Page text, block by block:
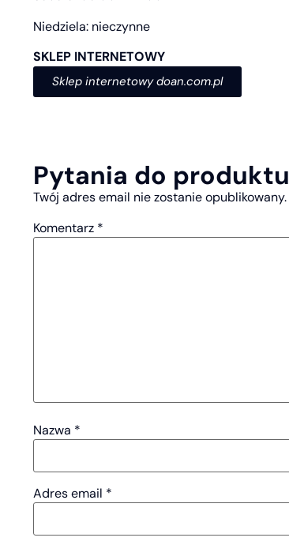
Niedziela: nieczynne
SKLEP INTERNETOWY
Sklep internetowy doan.com.pl
Pytania do produktu
Twój adres email nie zostanie opublikowany.
Komentarz *
Nazwa *
Adres email *